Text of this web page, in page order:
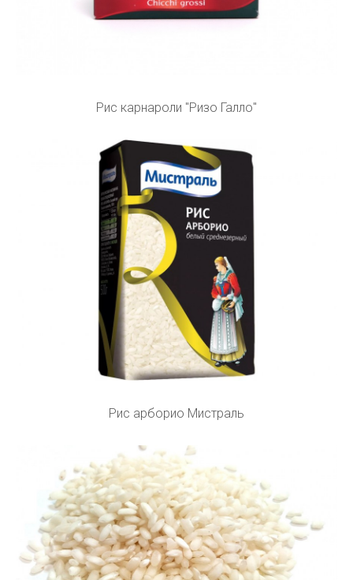
Рис карнароли "Ризо Галло"
Рис арборио Мистраль